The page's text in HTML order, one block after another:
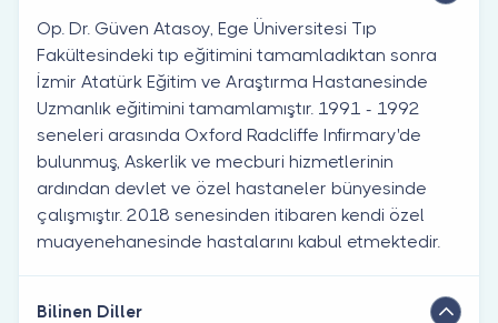
Op. Dr. Güven Atasoy, Ege Üniversitesi Tıp
Fakültesindeki tıp eğitimini tamamladıktan sonra
İzmir Atatürk Eğitim ve Araştırma Hastanesinde
Uzmanlık eğitimini tamamlamıştır. 1991 - 1992
seneleri arasında Oxford Radcliffe Infirmary'de
bulunmuş, Askerlik ve mecburi hizmetlerinin
ardından devlet ve özel hastaneler bünyesinde
çalışmıştır. 2018 senesinden itibaren kendi özel
muayenehanesinde hastalarını kabul etmektedir.
Bilinen Diller